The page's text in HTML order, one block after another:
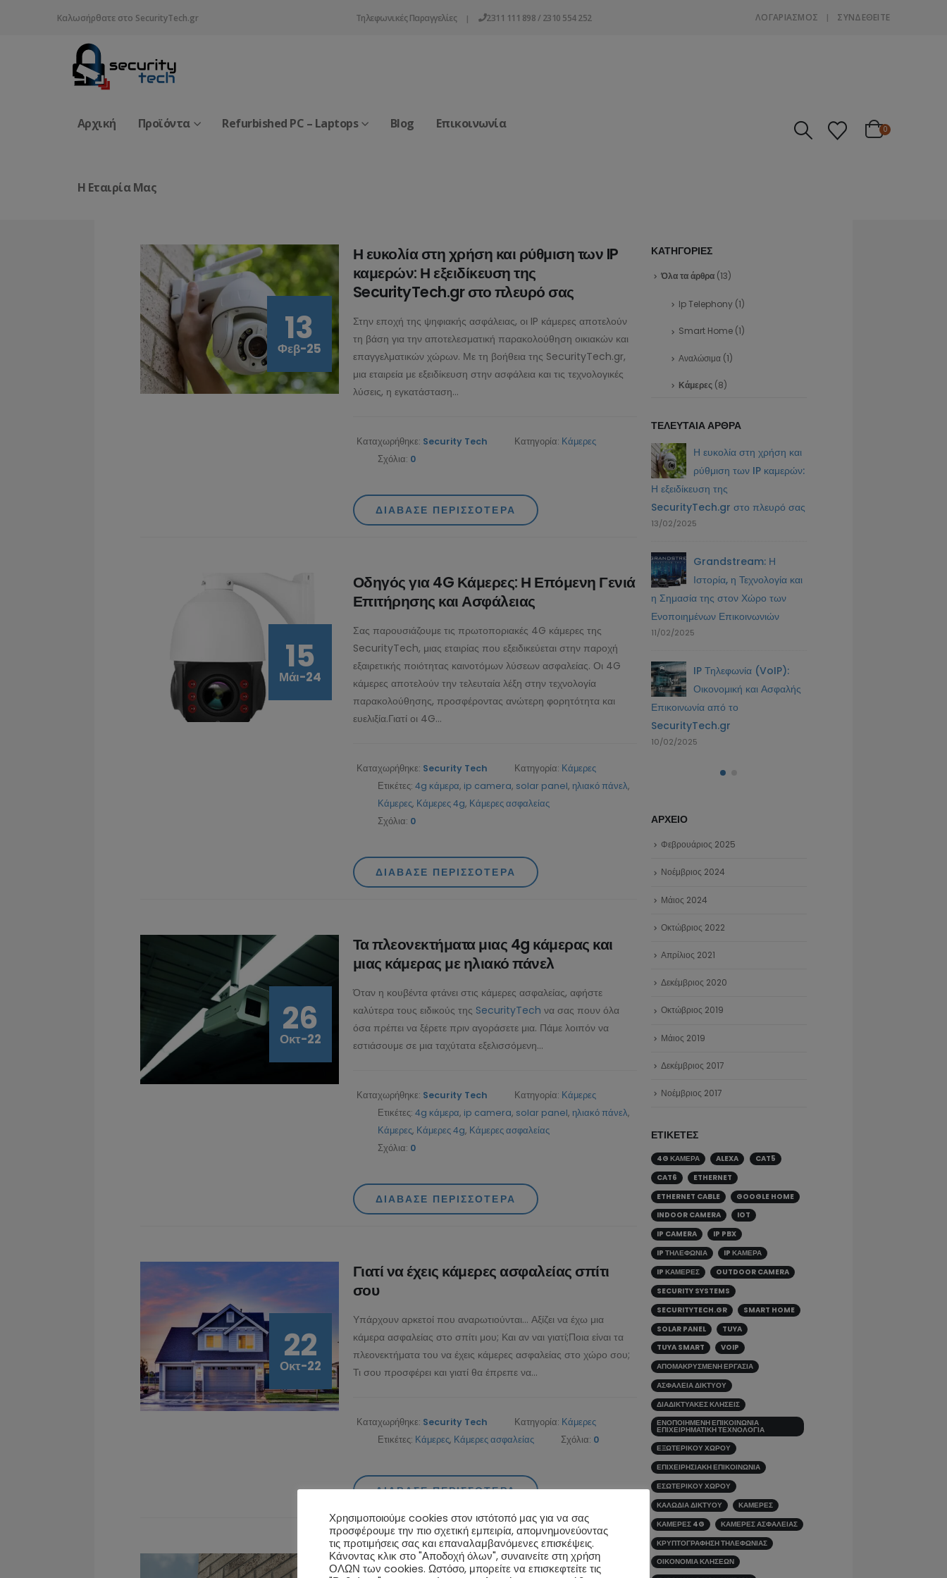
Καλωσήρθατε στο SecurityTech.gr Τηλεφωνικές Παραγγελίες | 2311 111 898 / 2310 554 252 ΛΟΓΑΡΙΑΣΜΌΣ ΣΎΝΔΕΘΕΊΤΕ
Αρχική Προϊόντα Refurbished PC – Laptops Blog Επικοινωνία
Η Εταιρία Μας
0
13
Φεβ-25
Η ευκολία στη χρήση και ρύθμιση των IP
καμερών: Η εξειδίκευση της
SecurityTech.gr στο πλευρό σας
Στην εποχή της ψηφιακής ασφάλειας, οι IP κάμερες αποτελούν
τη βάση για την αποτελεσματική παρακολούθηση οικιακών και
επαγγελματικών χώρων. Με τη βοήθεια της SecurityTech.gr,
μια εταιρεία με εξειδίκευση στην ασφάλεια και τις τεχνολογικές
λύσεις, η εγκατάσταση...
Καταχωρήθηκε: Security Tech Κατηγορία: Κάμερες
Σχόλια: 0
ΔΙΆΒΑΣΕ ΠΕΡΙΣΣΌΤΕΡΑ
15
Μάι-24
Οδηγός για 4G Κάμερες: Η Επόμενη Γενιά
Επιτήρησης και Ασφάλειας
Σας παρουσιάζουμε τις πρωτοποριακές 4G κάμερες της
SecurityTech, μιας εταιρίας που εξειδικεύεται στην παροχή
εξαιρετικής ποιότητας καινοτόμων λύσεων ασφαλείας. Οι 4G
κάμερες αποτελούν την τελευταία λέξη στην τεχνολογία
παρακολούθησης, προσφέροντας ανώτερη φορητότητα και
ευελιξία.Γιατί οι 4G...
Καταχωρήθηκε: Security Tech Κατηγορία: Κάμερες
Ετικέτες: 4g κάμερα, ip camera, solar panel, ηλιακό πάνελ,
Κάμερες, Κάμερες 4g, Κάμερες ασφαλείας
Σχόλια: 0
ΔΙΆΒΑΣΕ ΠΕΡΙΣΣΌΤΕΡΑ
26
Οκτ-22
Τα πλεονεκτήματα μιας 4g κάμερας και
μιας κάμερας με ηλιακό πάνελ
Όταν η κουβέντα φτάνει στις κάμερες ασφαλείας, αφήστε
καλύτερα τους ειδικούς της SecurityTech να σας πουν όλα
όσα πρέπει να ξέρετε πριν αγοράσετε μια. Πάμε λοιπόν να
εστιάσουμε σε μια ταχύτατα εξελισσόμενη...
Καταχωρήθηκε: Security Tech Κατηγορία: Κάμερες
Ετικέτες: 4g κάμερα, ip camera, solar panel, ηλιακό πάνελ,
Κάμερες, Κάμερες 4g, Κάμερες ασφαλείας
Σχόλια: 0
ΔΙΆΒΑΣΕ ΠΕΡΙΣΣΌΤΕΡΑ
22
Οκτ-22
Γιατί να έχεις κάμερες ασφαλείας σπίτι
σου
Υπάρχουν αρκετοί που αναρωτιούνται... Αξίζει να έχω μια
κάμερα ασφαλείας στο σπίτι μου; Και αν ναι γιατί;Ποια είναι τα
πλεονεκτήματα του να έχεις κάμερες ασφαλείας στο χώρο σου;
Τι σου προσφέρει και γιατί θα έπρεπε να...
Καταχωρήθηκε: Security Tech Κατηγορία: Κάμερες
Ετικέτες: Κάμερες, Κάμερες ασφαλείας Σχόλια: 0
ΔΙΆΒΑΣΕ ΠΕΡΙΣΣΌΤΕΡΑ
Κάμερες ασφαλείας εσωτερικού και
ΚΑΤΗΓΟΡΙΕΣ
Όλα τα άρθρα(13)
Ip Telephony(1)
Smart Home(1)
Αναλώσιμα(1)
Κάμερες(8)
ΤΕΛΕΥΤΑΊΑ ΆΡΘΡΑ
Η ευκολία στη χρήση και
SecurityTech.gr στο πλευρό σας
13/02/2025
Ιστορία, η Τεχνολογία και
η Σημασία της στον Χώρο των
11/02/2025
IP Τηλεφωνία (VoIP):
Οικονομική και Ασφαλής
Επικοινωνία από το
SecurityTech.gr
12/11/2024
Επιτήρησης και Ασφάλειας
15/05/2024
Τα πλεονεκτήματα μιας
4g κάμερας και μιας
κάμερας με ηλιακό πάνελ
26/10/2022
Η ευκολία στη χρήση και
ρύθμιση των IP καμερών:
Η εξειδίκευση της
SecurityTech.gr στο πλευρό σας
13/02/2025
Grandstream: Η
Ιστορία, η Τεχνολογία και
η Σημασία της στον Χώρο των
Ενοποιημένων Επικοινωνιών
11/02/2025
IP Τηλεφωνία (VoIP):
Οικονομική και Ασφαλής
Επικοινωνία από το
SecurityTech.gr
10/02/2025
ΑΡΧΕΙΟ
Φεβρουάριος 2025
Νοέμβριος 2024
Μάιος 2024
Οκτώβριος 2022
Απρίλιος 2021
Δεκέμβριος 2020
Οκτώβριος 2019
Μάιος 2019
Δεκέμβριος 2017
Νοέμβριος 2017
ΕΤΙΚΈΤΕΣ
4G ΚΆΜΕΡΑ ALEXA
CAT5
CAT6
ETHERNET
ETHERNET CABLE
GOOGLE HOME
INDOOR CAMERA
IOT
IP CAMERA
IP PBX
IP ΤΗΛΕΦΩΝΊΑ
IP ΚΆΜΕΡΑ
IP ΚΑΜΕΡΕΣ
OUTDOOR CAMERA
SECURITY SYSTEMS
SECURITYTECH.GR
SMART HOME
SOLAR PANEL
TUYA
TUYA SMART
VOIP
ΑΠΟΜΑΚΡΥΣΜΈΝΗ ΕΡΓΑΣΊΑ
ΑΣΦΆΛΕΙΑ ΔΙΚΤΎΟΥ
ΔΙΑΔΙΚΤΥΑΚΈΣ ΚΛΉΣΕΙΣ
ΕΝΟΠΟΙΗΜΈΝΗ ΕΠΙΚΟΙΝΩΝΊΑ
ΕΠΙΧΕΙΡΗΜΑΤΙΚΉ ΤΕΧΝΟΛΟΓΊΑ
ΕΞΩΤΕΡΙΚΟΎ ΧΏΡΟΥ
ΕΠΙΧΕΙΡΗΣΙΑΚΉ ΕΠΙΚΟΙΝΩΝΊΑ
ΕΣΩΤΕΡΙΚΟΎ ΧΏΡΟΥ
ΚΑΛΩΔΙΑ ΔΙΚΤΥΟΥ
ΚΆΜΕΡΕΣ
ΚΆΜΕΡΕΣ 4G
ΚΆΜΕΡΕΣ ΑΣΦΑΛΕΊΑΣ
ΚΡΥΠΤΟΓΡΆΦΗΣΗ ΤΗΛΕΦΩΝΊΑΣ
ΟΙΚΟΝΟΜΊΑ ΚΛΉΣΕΩΝ
Χρησιμοποιούμε cookies στον ιστότοπό μας για να σας
προσφέρουμε την πιο σχετική εμπειρία, απομνημονεύοντας
τις προτιμήσεις σας και επαναλαμβανόμενες επισκέψεις.
Κάνοντας κλικ στο "Αποδοχή όλων", συναινείτε στη χρήση
ΟΛΩΝ των cookies. Ωστόσο, μπορείτε να επισκεφτείτε τις